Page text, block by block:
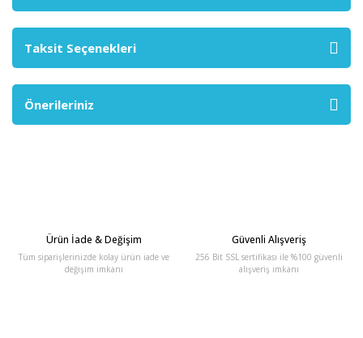
Taksit Seçenekleri
Önerileriniz
Ürün İade & Değişim
Tüm siparişlerinizde kolay ürün iade ve
değişim imkanı
Güvenli Alışveriş
256 Bit SSL sertifikası ile %100 güvenli
alışveriş imkanı